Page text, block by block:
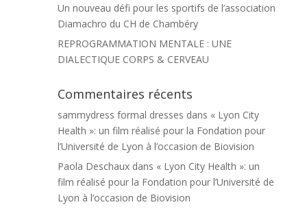
Un nouveau défi pour les sportifs de l’association
Diamachro du CH de Chambéry
REPROGRAMMATION MENTALE : UNE
DIALECTIQUE CORPS & CERVEAU
Commentaires récents
sammydress formal dresses dans « Lyon City
Health »: un film réalisé pour la Fondation pour
l’Université de Lyon à l’occasion de Biovision
Paola Deschaux dans « Lyon City Health »: un
film réalisé pour la Fondation pour l’Université de
Lyon à l’occasion de Biovision